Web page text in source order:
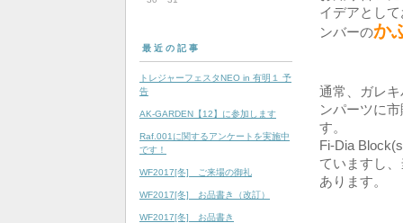
最近の記事
トレジャーフェスタNEO in 有明１ 予
告
AK-GARDEN【12】に参加します
Raf.001に関するアンケートを実施中
です！
WF2017[冬] ご来場の御礼
WF2017[冬] お品書き（改訂）
WF2017[冬] お品書き
イデアとし
ンバーのか
通常、ガレ
ンパーツに
す。
Fi-Dia
ていますし
あります。